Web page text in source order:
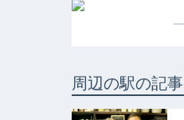
周辺の駅の記事